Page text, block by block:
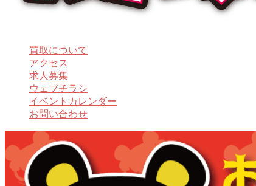
買取について
アクセス
求人募集
ウェブチラシ
イベントカレンダー
お問い合わせ